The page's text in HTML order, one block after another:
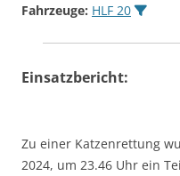
Fahrzeuge: HLF 20
Einsatzbericht:
Zu einer Katzenrettung
2024, um 23.46 Uhr ein